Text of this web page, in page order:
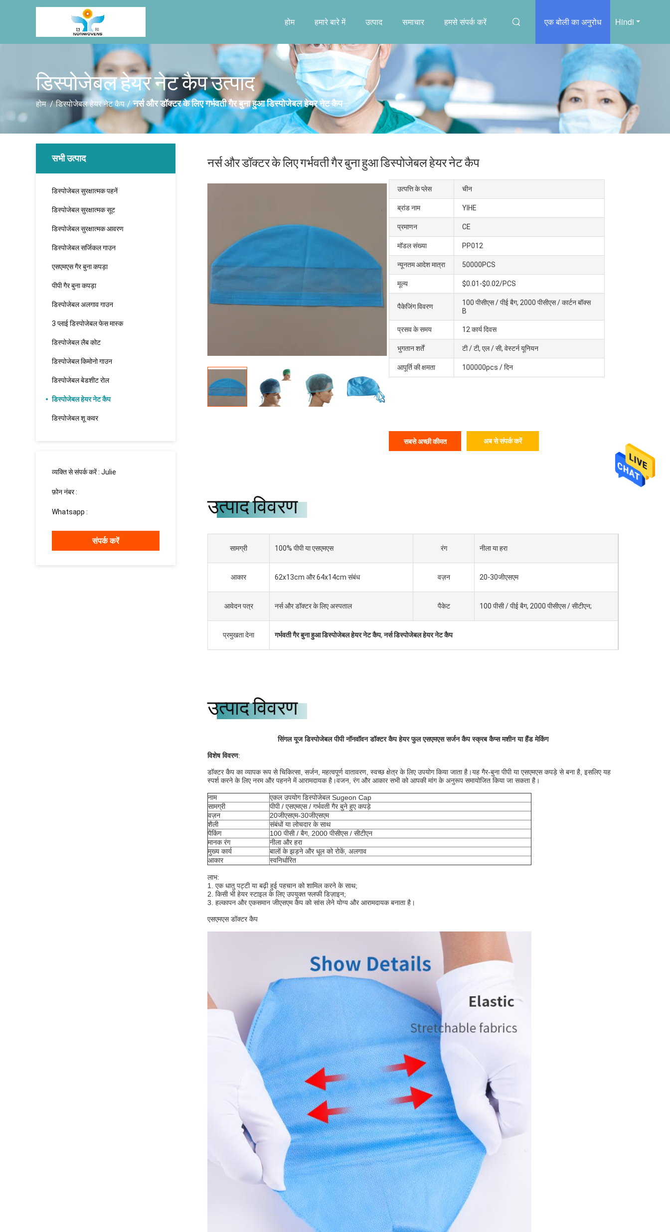
Hindi
एक बोली का अनुरोध
होम हमारे बारे में उत्पाद समाचार हमसे संपर्क करें
डिस्पोजेबल हेयर नेट कैप उत्पाद
होम / डिस्पोजेबल हेयर नेट कैप / नर्स और डॉक्टर के लिए गर्भवती गैर बुना हुआ डिस्पोजेबल हेयर नेट कैप
सभी उत्पाद
डिस्पोजेबल सुरक्षात्मक पहनें
डिस्पोजेबल सुरक्षात्मक सूट
डिस्पोजेबल सुरक्षात्मक आवरण
डिस्पोजेबल सर्जिकल गाउन
एसएमएस गैर बुना कपड़ा
पीपी गैर बुना कपड़ा
डिस्पोजेबल अलगाव गाउन
3 प्लाई डिस्पोजेबल फेस मास्क
डिस्पोजेबल लैब कोट
डिस्पोजेबल किमोनो गाउन
डिस्पोजेबल बेडशीट रोल
डिस्पोजेबल हेयर नेट कैप
डिस्पोजेबल शू कवर
व्यक्ति से संपर्क करें : Julie
फ़ोन नंबर :
Whatsapp :
संपर्क करें
नर्स और डॉक्टर के लिए गर्भवती गैर बुना हुआ डिस्पोजेबल हेयर नेट कैप
उत्पत्ति के प्लेस चीन
ब्रांड नाम YIHE
प्रमाणन CE
मॉडल संख्या PP012
न्यूनतम आदेश मात्रा 50000PCS
मूल्य $0.01-$0.02/PCS
पैकेजिंग विवरण
100 पीसीएस / पीई बैग, 2000 पीसीएस / कार्टन बॉक्स
B
प्रसव के समय 12 कार्य दिवस
भुगतान शर्तें टी / टी, एल / सी, वेस्टर्न यूनियन
आपूर्ति की क्षमता 100000pcs / दिन
सबसे अच्छी कीमत अब से संपर्क करें
उत्पाद विवरण
सामग्री 100% पीपी या एसएमएस रंग नीला या हरा
आकार 62x13cm और 64x14cm संबंध वज़न 20-30जीएसएम
आवेदन पत्र नर्स और डॉक्टर के लिए अस्पताल पैकेट 100 पीसी / पीई बैग, 2000 पीसीएस / सीटीएन;
प्रमुखता देना गर्भवती गैर बुना हुआ डिस्पोजेबल हेयर नेट कैप,नर्स डिस्पोजेबल हेयर नेट कैप
उत्पाद विवरण
सिंगल यूज डिस्पोजेबल पीपी नॉनवॉवन डॉक्टर कैप हेयर फुल एसएमएस सर्जन कैप स्क्रब कैप्स मशीन या हैंड मेकिंग
विशेष विवरण:
डॉक्टर कैप का व्यापक रूप से चिकित्सा, सर्जन, महत्वपूर्ण वातावरण, स्वच्छ क्षेत्र के लिए उपयोग किया जाता है।यह गैर-बुना पीपी या एसएमएस कपड़े से बना है, इसलिए यह
स्पर्श करने के लिए नरम और पहनने में आरामदायक है।वजन, रंग और आकार सभी को आपकी मांग के अनुरूप समायोजित किया जा सकता है।
नाम
एकल उपयोग डिस्पोजेबल Sugeon Cap
सामग्री
पीपी / एसएमएस / गर्भवती गैर बुने हुए कपड़े
वज़न
20जीएसएम-30जीएसएम
शैली
संबंधों या लोचदार के साथ
पैकिंग
100 पीसी / बैग, 2000 पीसीएस / सीटीएन
मानक रंग
नीला और हरा
मुख्य कार्य
बालों के झड़ने और धूल को रोकें, अलगाव
आकार
स्वनिर्धारित
लाभ:
1. एक धातु पट्टी या बढ़ी हुई पहचान को शामिल करने के साथ;
2. किसी भी हेयर स्टाइल के लिए उपयुक्त फ्लफी डिज़ाइन;
3. हल्कापन और एकसमान जीएसएम कैप को सांस लेने योग्य और आरामदायक बनाता है।
एसएमएस डॉक्टर कैप